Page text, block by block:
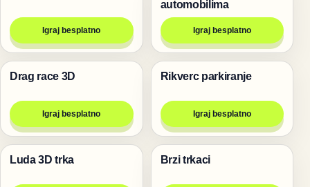
Igraj besplatno
automobilima
Igraj besplatno
Trke
Drag race 3D
Igraj besplatno
Trke
Rikverc parkiranje
Igraj besplatno
Trke
Luda 3D trka Trke
Brzi trkaci